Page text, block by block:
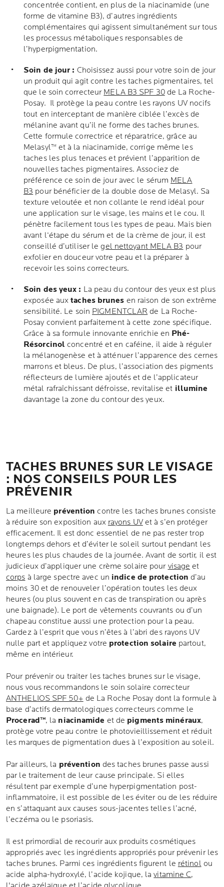
concentrée contient, en plus de la niacinamide (une
forme de vitamine B3), d’autres ingrédients
complémentaires qui agissent simultanément sur tous
les processus métaboliques responsables de
l’hyperpigmentation.
Soin de jour : Choisissez aussi pour votre soin de jour
un produit qui agit contre les taches pigmentaires, tel
que le soin correcteur MELA B3 SPF 30de La Roche-
Posay. Il protège la peau contre les rayons UV nocifs
tout en interceptant de manière ciblée l’excès de
mélanine avant qu’il ne forme des taches brunes.
Cette formule correctrice et réparatrice, grâce au
Melasyl™ et à la niacinamide, corrige même les
taches les plus tenaces et prévient l’apparition de
nouvelles taches pigmentaires. Associez de
préférence ce soin de jour avec le sérum MELA
B3 pour bénéficier de la double dose de Melasyl. Sa
texture veloutée et non collante le rend idéal pour
une application sur le visage, les mains et le cou. Il
pénètre facilement tous les types de peau. Mais bien
avant l‘étape du sérum et de la crème de jour, il est
conseillé d’utiliser legel nettoyant MELA B3 pour
exfolier en douceur votre peau et la préparer à
recevoir les soins correcteurs.
Soin des yeux : La peau du contour des yeux est plus
exposée auxtaches brunes en raison de son extrême
sensibilité. Le soin PIGMENTCLAR de La Roche-
Posay convient parfaitement à cette zone spécifique.
Grâce à sa formule innovante enrichie en Phé-
Résorcinol concentré et en caféine, il aide à réguler
la mélanogenèse et à atténuer l’apparence des cernes
marrons et bleus. De plus, l’association des pigments
réflecteurs de lumière ajoutés et de l’applicateur
métal rafraîchissant défroisse, revitalise et illumine
davantage la zone du contour des yeux.
TACHES BRUNES SUR LE VISAGE
: NOS CONSEILS POUR LES
PRÉVENIR
La meilleure prévention contre les taches brunes consiste
à réduire son exposition aux rayons UVet à s’en protéger
efficacement. Il est donc essentiel de ne pas rester trop
longtemps dehors et d’éviter le soleil surtout pendant les
heures les plus chaudes de la journée. Avant de sortir, il est
judicieux d’appliquer une crème solaire pour visage et
corps à large spectre avec un indice de protection d’au
moins 30 et de renouveler l’opération toutes les deux
heures (ou plus souvent en cas de transpiration ou après
une baignade). Le port de vêtements couvrants ou d’un
chapeau constitue aussi une protection pour la peau.
Gardez à l’esprit que vous n’êtes à l’abri des rayons UV
nulle part et appliquez votre protection solaire partout,
même en intérieur.
Pour prévenir ou traiter les taches brunes sur le visage,
nous vous recommandons le soin solaire correcteur
ANTHELIOS SPF 50+ de La Roche Posay dont la formule à
base d’actifs dermatologiques correcteurs comme le
Procerad™, la niacinamide et de pigments minéraux,
protège votre peau contre le photovieillissement et réduit
les marques de pigmentation dues à l’exposition au soleil.
Par ailleurs, la prévention des taches brunes passe aussi
par le traitement de leur cause principale. Si elles
résultent par exemple d’une hyperpigmentation post-
inflammatoire, il est possible de les éviter ou de les réduire
en s’attaquant aux causes sous-jacentes telles l’acné,
l’eczéma ou le psoriasis.
Il est primordial de recourir aux produits cosmétiques
appropriés avec les ingrédients appropriés pour prévenir les
taches brunes. Parmi ces ingrédients figurent le rétinol ou
acide alpha-hydroxylé, l’acide kojique, lavitamine C,